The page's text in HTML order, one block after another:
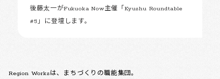
後藤太一がFukuoka Now主催「Kyushu Roundtable
#5」に登壇します。
Region Worksは、まちづくりの職能集団。